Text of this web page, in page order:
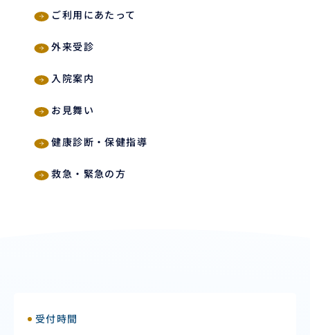
ご利用にあたって
外来受診
入院案内
お見舞い
健康診断・保健指導
救急・緊急の方
受付時間